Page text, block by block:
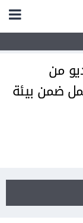
من
ضمن بيئة